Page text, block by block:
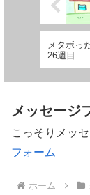
メタボっ
26週目
メッセージ
こっそりメッ
フォーム
ホーム